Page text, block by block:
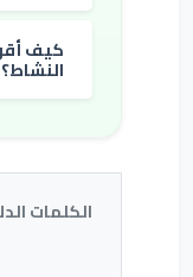
كيف
النشاط؟
الكلمات